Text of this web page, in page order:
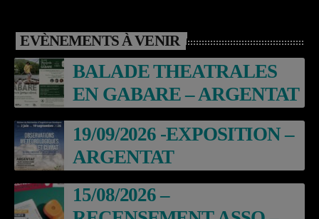
EVÈNEMENTS À VENIR
BALADE THEATRALES
EN GABARE – ARGENTAT
19/09/2026 -EXPOSITION –
ARGENTAT
15/08/2026 –